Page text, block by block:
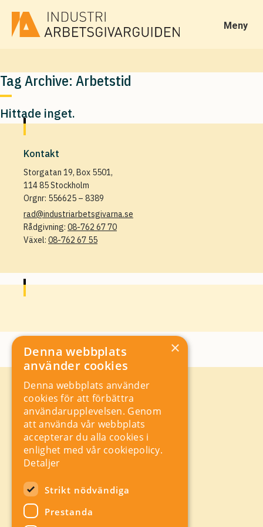
Meny
Tag Archive: Arbetstid
Hittade inget.
Kontakt
Storgatan 19, Box 5501,
114 85 Stockholm
Orgnr: 556625 – 8389
rad@industriarbetsgivarna.se
Rådgivning: 08-762 67 70
Växel: 08-762 67 55
Kontakt
Storgatan 19, Box 5501,
114 85 Stockholm
Orgnr: 556625 – 8389
rad@industriarbetsgivarna.se
Rådgivning:08-762 67 70
Växel:08-762 67 55
Hitta snabbt
A-Ö
×
Denna webbplats
använder cookies
Denna webbplats använder
cookies för att förbättra
användarupplevelsen. Genom
att använda vår webbplats
accepterar du alla cookies i
enlighet med vår cookiepolicy.
Detaljer
Strikt nödvändiga
Prestanda